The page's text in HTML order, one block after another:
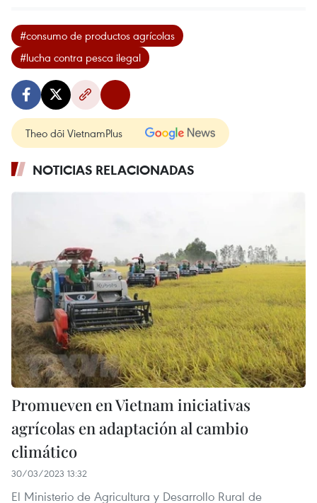
#consumo de productos agrícolas
#lucha contra pesca ilegal
Theo dõi VietnamPlus
NOTICIAS RELACIONADAS
Promueven en Vietnam iniciativas
agrícolas en adaptación al cambio
climático
30/03/2023 13:32
El Ministerio de Agricultura y Desarrollo Rural de